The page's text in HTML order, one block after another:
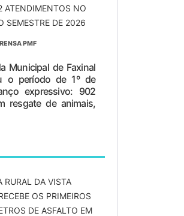
ATENDIMENTOS NO
SEMESTRE DE 2026
PMF
Municipal de Faxinal
o período de 1º de
expressivo: 902
resgate de animais,
RURAL DA VISTA
OS PRIMEIROS
DE ASFALTO EM